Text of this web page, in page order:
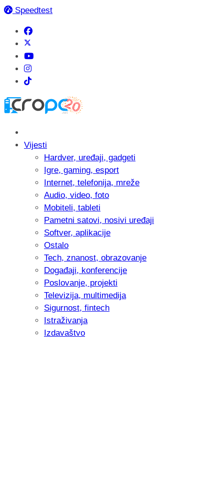
Speedtest
Vijesti
Hardver, uređaji, gadgeti
Igre, gaming, esport
Internet, telefonija, mreže
Audio, video, foto
Mobiteli, tableti
Pametni satovi, nosivi uređaji
Softver, aplikacije
Ostalo
Tech, znanost, obrazovanje
Događaji, konferencije
Poslovanje, projekti
Televizija, multimedija
Sigurnost, fintech
Istraživanja
Izdavaštvo